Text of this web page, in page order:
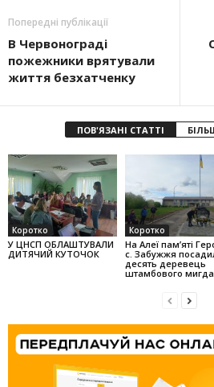
Попередні публікації
В Червонограді
пожежники врятували
життя безхатченку
ПОВ'ЯЗАНІ СТАТТІ
Коротко
У ЦНСП ОБЛАШТУВАЛИ
ДИТЯЧИЙ КУТОЧОК
Коротко
На Алеї па­м’яті
с. Забужжя
десять деревець
штамбо­вого